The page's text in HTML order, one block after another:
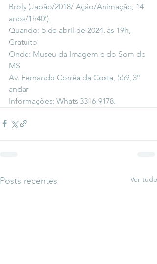
Broly (Japão/2018/ Ação/Animação, 14
anos/1h40’)
Quando: 5 de abril de 2024, às 19h,
Gratuito
Onde: Museu da Imagem e do Som de
MS
Av. Fernando Corrêa da Costa, 559, 3º
andar
Informações: Whats 3316-9178.
Posts recentes Ver tudo